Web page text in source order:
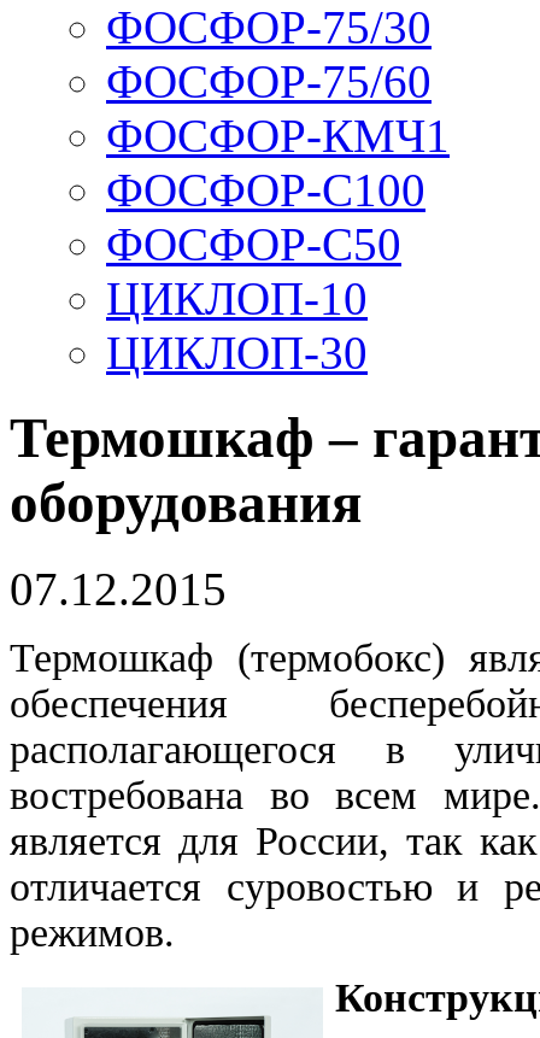
ФОСФОР-75/30
ФОСФОР-75/60
ФОСФОР-КМЧ1
ФОСФОР-С100
ФОСФОР-С50
ЦИКЛОП-10
ЦИКЛОП-30
Термошкаф –
оборудования
07.12.2015
Термошкаф (термобокс)
обеспечения
располагающегося в
востребована во всем
является для России, так
отличается суровостью и
режимов.